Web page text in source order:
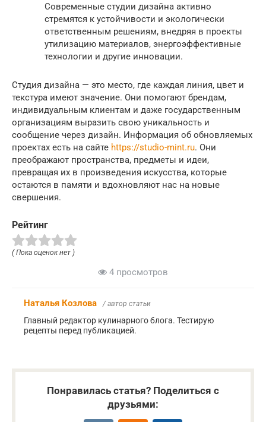
Современные студии дизайна активно
стремятся к устойчивости и экологически
ответственным решениям, внедряя в проекты
утилизацию материалов, энергоэффективные
технологии и другие инновации.
Студия дизайна — это место, где каждая линия, цвет и
текстура имеют значение. Они помогают брендам,
индивидуальным клиентам и даже государственным
организациям выразить свою уникальность и
сообщение через дизайн. Информация об обновляемых
проектах есть на сайте https://studio-mint.ru. Они
преображают пространства, предметы и идеи,
превращая их в произведения искусства, которые
остаются в памяти и вдохновляют нас на новые
свершения.
Рейтинг
( Пока оценок нет )
4 просмотров
Наталья Козлова / автор статьи
Главный редактор кулинарного блога. Тестирую
рецепты перед публикацией.
Понравилась статья? Поделиться с
друзьями: